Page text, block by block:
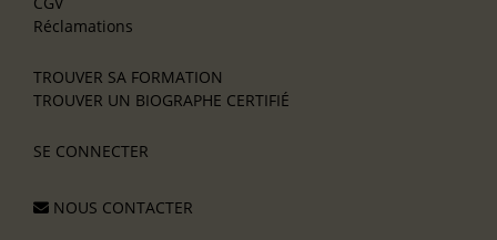
Réclamations
TROUVER SA FORMATION
TROUVER UN BIOGRAPHE CERTIFIÉ
SE CONNECTER
NOUS CONTACTER